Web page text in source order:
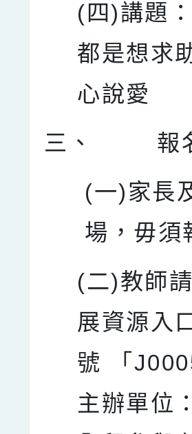
(四)講題
都是想求
心說愛
三、
報
(一)家長
場，毋須
(二)教師
展資源入
號 「
主辦單位